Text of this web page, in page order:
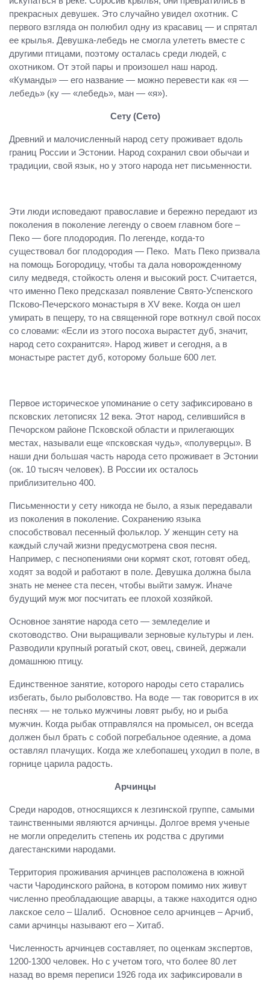
прекрасных девушек. Это случайно увидел охотник. С
первого взгляда он полюбил одну из красавиц — и спрятал
ее крылья. Девушка-лебедь не смогла улететь вместе с
другими птицами, поэтому осталась среди людей, с
охотником. От этой пары и произошел наш народ.
«Куманды» — его название — можно перевести как «я —
лебедь» (ку — «лебедь», ман — «я»).
Сету (Сето)
Древний и малочисленный народ сету проживает вдоль
границ России и Эстонии. Народ сохранил свои обычаи и
традиции, свой язык, но у этого народа нет письменности.
Эти люди исповедают православие и бережно передают из
поколения в поколение легенду о своем главном боге –
Пеко — боге плодородия. По легенде, когда-то
существовал бог плодородия — Пеко. Мать Пеко призвала
на помощь Богородицу, чтобы та дала новорожденному
силу медведя, стойкость оленя и высокий рост. Считается,
что именно Пеко предсказал появление Свято-Успенского
Псково-Печерского монастыря в XV веке. Когда он шел
умирать в пещеру, то на священной горе воткнул свой посох
со словами: «Если из этого посоха вырастет дуб, значит,
народ сето сохранится». Народ живет и сегодня, а в
монастыре растет дуб, которому больше 600 лет.
Первое историческое упоминание о сету зафиксировано в
псковских летописях 12 века. Этот народ, селившийся в
Печорском районе Псковской области и прилегающих
местах, называли еще «псковская чудь», «полуверцы». В
наши дни большая часть народа сето проживает в Эстонии
(ок. 10 тысяч человек). В России их осталось
приблизительно 400.
Письменности у сету никогда не было, а язык передавали
из поколения в поколение. Сохранению языка
способствовал песенный фольклор. У женщин сету на
каждый случай жизни предусмотрена своя песня.
Например, с песнопениями они кормят скот, готовят обед,
ходят за водой и работают в поле. Девушка должна была
знать не менее ста песен, чтобы выйти замуж. Иначе
будущий муж мог посчитать ее плохой хозяйкой.
Основное занятие народа сето — земледелие и
скотоводство. Они выращивали зерновые культуры и лен.
Разводили крупный рогатый скот, овец, свиней, держали
домашнюю птицу.
Единственное занятие, которого народы сето старались
избегать, было рыболовство. На воде — так говорится в их
песнях — не только мужчины ловят рыбу, но и рыба
мужчин. Когда рыбак отправлялся на промысел, он всегда
должен был брать с собой погребальное одеяние, а дома
оставлял плачущих. Когда же хлебопашец уходил в поле, в
горнице царила радость.
Арчинцы
Среди народов, относящихся к лезгинской группе, самыми
таинственными являются арчинцы. Долгое время ученые
не могли определить степень их родства с другими
дагестанскими народами.
Территория проживания арчинцев расположена в южной
части Чародинского района, в котором помимо них живут
численно преобладающие аварцы, а также находится одно
лакское село – Шалиб. Основное село арчинцев – Арчиб,
сами арчинцы называют его – Хитаб.
Численность арчинцев составляет, по оценкам экспертов,
1200-1300 человек. Но с учетом того, что более 80 лет
назад во время переписи 1926 года их зафиксировали в